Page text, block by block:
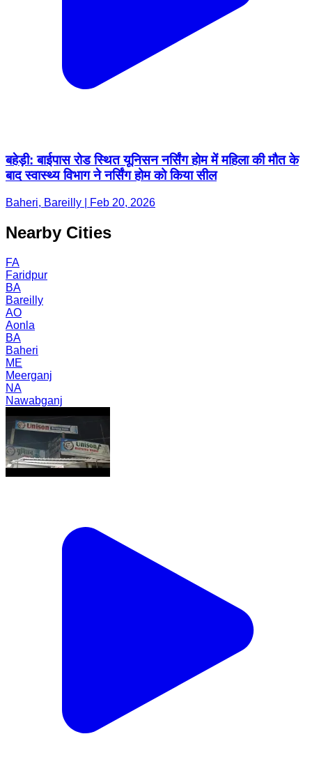
बहेड़ी: बाईपास रोड स्थित यूनिसन नर्सिंग होम में महिला की मौत के
बाद स्वास्थ्य विभाग ने नर्सिंग होम को किया सील
Baheri, Bareilly | Feb 20, 2026
Nearby Cities
FA
Faridpur
BA
Bareilly
AO
Aonla
BA
Baheri
ME
Meerganj
NA
Nawabganj